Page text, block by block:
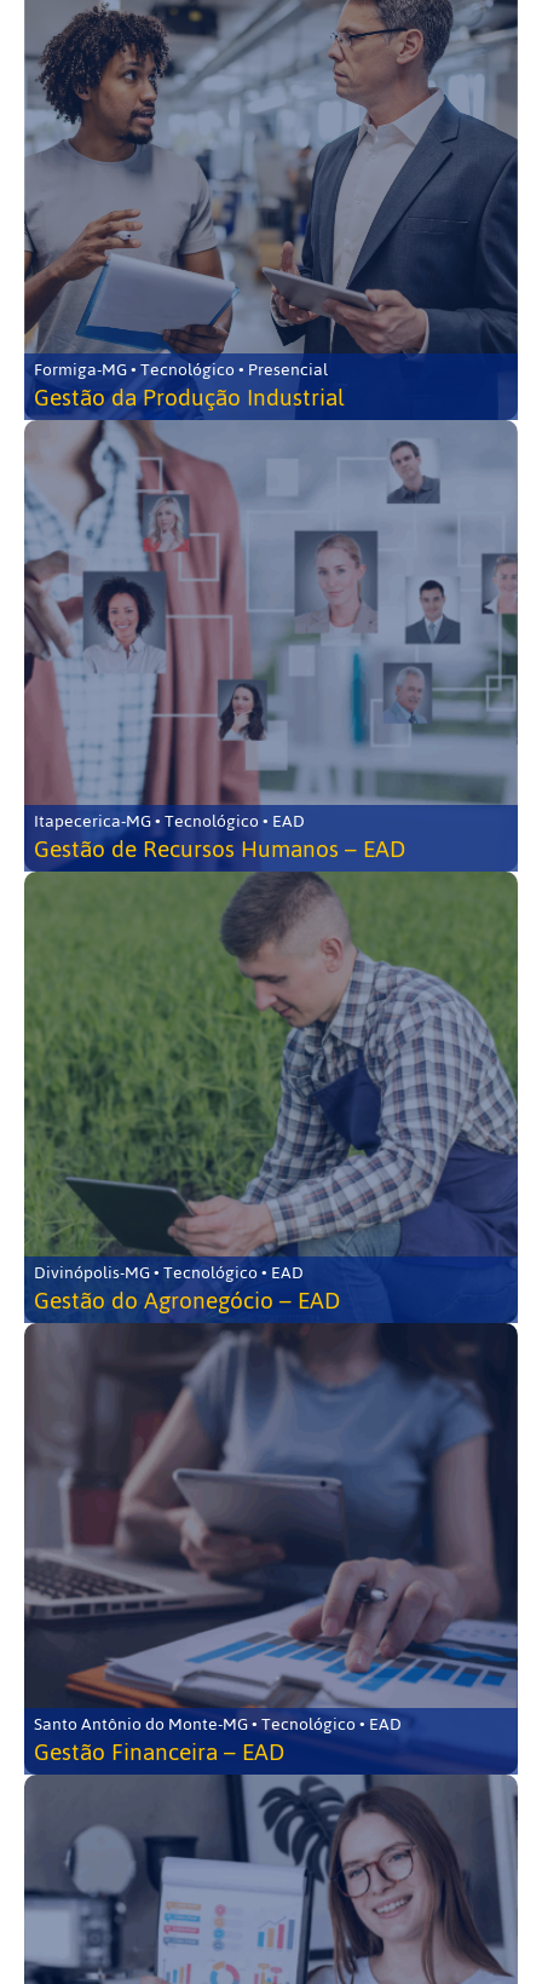
Formiga-MG • Tecnológico • Presencial
Gestão da Produção Industrial
Itapecerica-MG • Tecnológico • EAD
Gestão de Recursos Humanos – EAD
Divinópolis-MG • Tecnológico • EAD
Gestão do Agronegócio – EAD
Santo Antônio do Monte-MG • Tecnológico • EAD
Gestão Financeira – EAD